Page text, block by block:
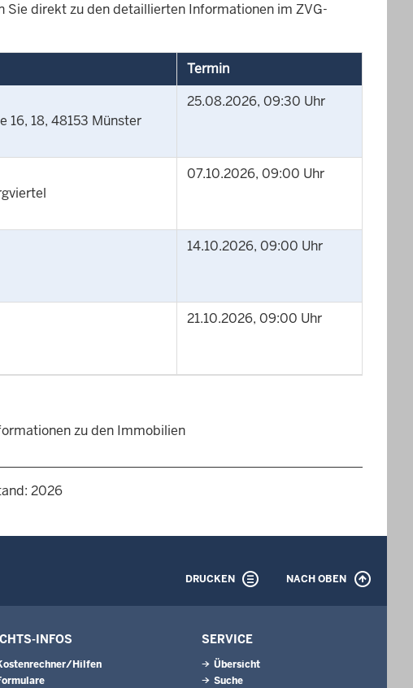
direkt zu den detaillierten Informationen im ZVG-
Termin
16, 18, 48153 Münster
25.08.2026, 09:30 Uhr
07.10.2026, 09:00 Uhr
14.10.2026, 09:00 Uhr
21.10.2026, 09:00 Uhr
zu den Immobilien
2026
DRUCKEN NACH OBEN
INFOS
Hilfen
SERVICE
Übersicht
Suche